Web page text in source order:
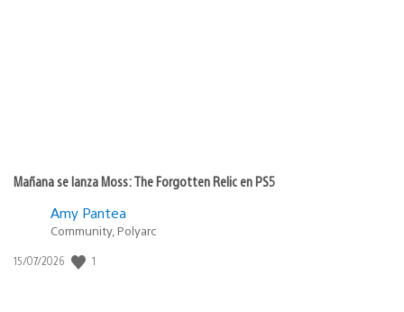
Mañana se lanza Moss: The Forgotten Relic en PS5
Amy Pantea
Community, Polyarc
Fecha
15/07/2026 1